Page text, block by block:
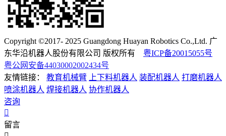
Copyright ©2017- 2025 Guangdong Huayan Robotics Co.,Ltd. 广
东华沿机器人股份有限公司 版权所有 粤ICP备20015055号
粤公网安备44030002002434号
友情链接：
教育机械臂 上下料机器人 装配机器人 打磨机器人
喷涂机器人 焊接机器人 协作机器人
咨询
留言